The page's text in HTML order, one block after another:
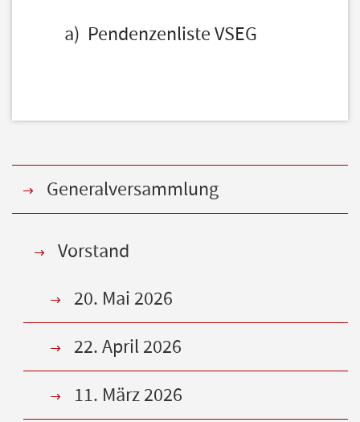
a) Pendenzenliste VSEG
Generalversammlung
Vorstand
20. Mai 2026
22. April 2026
11. März 2026